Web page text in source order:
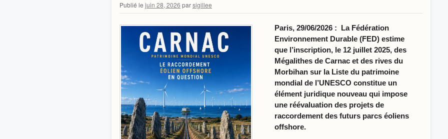
Publié le juin 28, 2026 parsigillee
Paris, 29/06/2026 : La Fédération
Environnement Durable (FED) estime
que l’inscription, le 12 juillet 2025, des
Mégalithes de Carnac et des rives du
Morbihan sur la Liste du patrimoine
mondial de l’UNESCO constitue un
élément juridique nouveau qui impose
une réévaluation des projets de
raccordement des futurs parcs éoliens
offshore.